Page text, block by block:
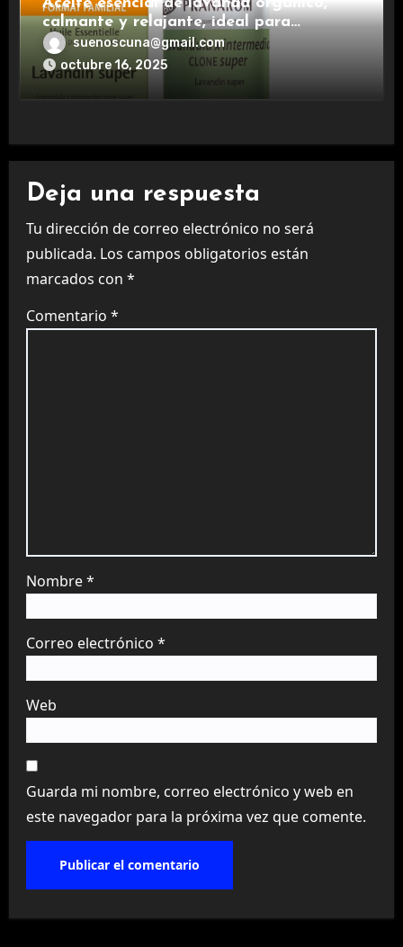
Aceite esencial de lavanda orgánico,
calmante y relajante, ideal para
aromaterapia.
suenoscuna@gmail.com
octubre 16, 2025
Deja una respuesta
Tu dirección de correo electrónico no será
publicada. Los campos obligatorios están
marcados con *
Comentario *
Nombre*
Correo electrónico *
Web
Guarda mi nombre, correo electrónico y web en
este navegador para la próxima vez que comente.